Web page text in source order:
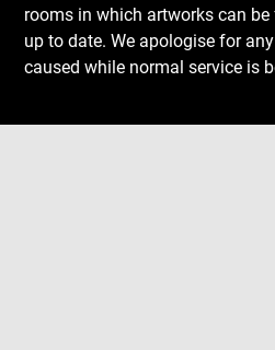
rooms in which artworks can
up to date. We apologise for
caused while normal service is
Download
Next
Previous